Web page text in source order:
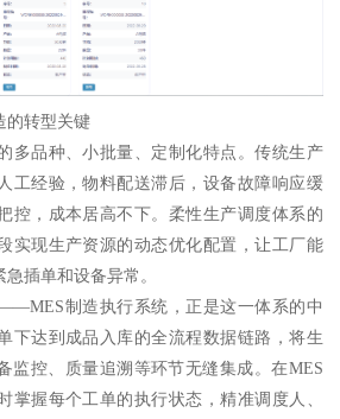
的转型关键
多品种、小批量、定制化特点。传统生产
工经验，物料配送滞后，设备故障响应缓
控，成本居高不下。柔性生产调度体系的
实现生产资源的动态优化配置，让工厂能
插单和设备异常。
制造执行系统，正是这一体系的中
下达到成品入库的全流程数据链路，将生
监控、质量追溯等环节无缝集成。在MES
掌握每个工单的执行状态，精准调度人、